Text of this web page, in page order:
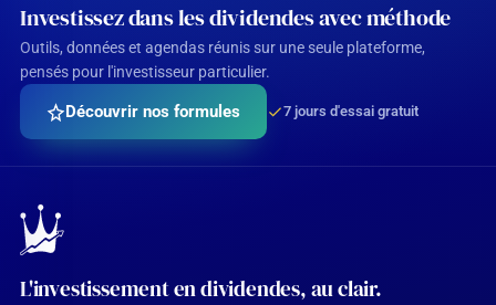
Investissez dans les dividendes avec méthode
Outils, données et agendas réunis sur une seule plateforme,
pensés pour l'investisseur particulier.
Découvrir nos formules 7 jours d'essai gratuit
L'investissement en dividendes, au clair.